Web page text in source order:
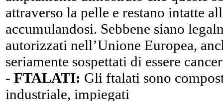
attraverso la pelle e restano intatte
accumulandosi. Sebbene siano
autorizzati nell’Unione Europea,
seriamente sospettati di essere
- FTALATI: Gli ftalati sono
industriale, impiegati